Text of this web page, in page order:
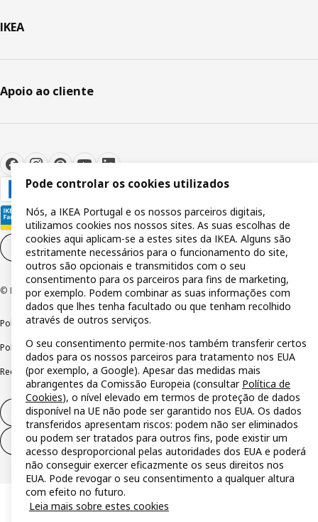
IKEA
Apoio ao cliente
Definições de cookies PT
© Inter IKEA Systems B.V 1999-2026
Política de privacidadePolítica de cookies
Política de divulgação responsávelLivro de reclamações
Reclamações e resolução de litígios
Direito de livre resolução
Direito de livre resolução (serviços)
Pode controlar os cookies utilizados
Nós, a IKEA Portugal e os nossos parceiros digitais,
utilizamos cookies nos nossos sites. As suas escolhas de
cookies aqui aplicam-se a estes sites da IKEA. Alguns são
estritamente necessários para o funcionamento do site,
outros são opcionais e transmitidos com o seu
consentimento para os parceiros para fins de marketing,
por exemplo. Podem combinar as suas informações com
dados que lhes tenha facultado ou que tenham recolhido
através de outros serviços.
O seu consentimento permite-nos também transferir certos
dados para os nossos parceiros para tratamento nos EUA
(por exemplo, a Google). Apesar das medidas mais
abrangentes da Comissão Europeia (consultar Política de
Cookies), o nível elevado em termos de proteção de dados
disponível na UE não pode ser garantido nos EUA. Os dados
transferidos apresentam riscos: podem não ser eliminados
ou podem ser tratados para outros fins, pode existir um
acesso desproporcional pelas autoridades dos EUA e poderá
não conseguir exercer eficazmente os seus direitos nos
EUA. Pode revogar o seu consentimento a qualquer altura
com efeito no futuro.
Leia mais sobre estes cookies